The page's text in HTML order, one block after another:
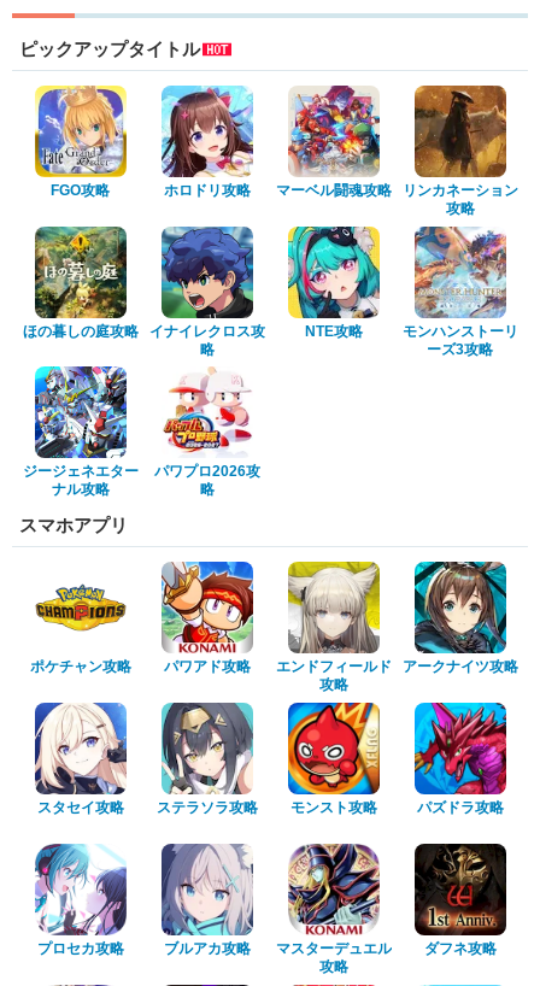
ピックアップタイトル
FGO攻略 ホロドリ攻略 マーベル闘魂攻略
リンカネーション
攻略
ほの暮しの庭攻略
イナイレクロス攻
略
NTE攻略
モンハンストーリ
ーズ3攻略
ジージェネエター
ナル攻略
パワプロ2026攻
略
スマホアプリ
ポケチャン攻略 パワアド攻略
エンドフィールド
攻略
アークナイツ攻略
スタセイ攻略 ステラソラ攻略 モンスト攻略 パズドラ攻略
プロセカ攻略 ブルアカ攻略
マスターデュエル
攻略
ダフネ攻略